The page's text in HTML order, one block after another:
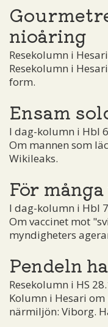
nioåring
Resekolumn i
Resekolumn i
form.
Ensam
I dag-kolumn i Hbl
Om mannen som
Wikileaks.
För
I dag-kolumn i Hbl
Om vaccinet mot
myndigheters
Pendeln
Resekolumn i HS
Kolumn i Hesari
närmiljön: Viborg.